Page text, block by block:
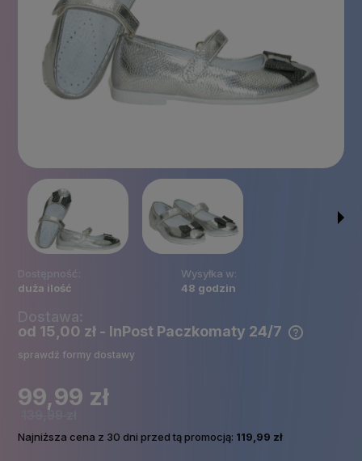
Dostępność:
duża ilość
Wysyłka w:
48 godzin
Dostawa:
od 15,00 zł - InPost Paczkomaty 24/7
sprawdź formy dostawy
99,99 zł
139,99 zł
Najniższa cena z 30 dni przed tą promocją: 119,99 zł